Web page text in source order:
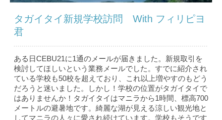
タガイタイ新規学校訪問 With フィリピヨ
君
ある日CEBU21に1通のメールが届きました。新規取引を
検討してほしいという業務メールでした。すでに紹介され
ている学校も50校を超えており、これ以上増やすのもどう
だろうと迷いました。しかし！学校の位置がタガイタイで
はありませんか！タガイタイはマニラから1時間、標高700
メートルの避暑地です。綺麗な湖が見える涼しい観光地と
してマニラの人々に愛され続けています。学校もそうです